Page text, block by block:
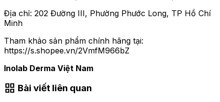
Địa chỉ: 202 Đường III, Phường Phước Long, TP Hồ Chí
Minh
Tham khảo sản phẩm chính hãng tại:
https://s.shopee.vn/2VmfM966bZ
Inolab Derma Việt Nam
grid_view Bài viết liên quan